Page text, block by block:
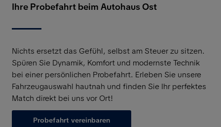
Ihre Probefahrt beim Autohaus Ost
Nichts ersetzt das Gefühl, selbst am Steuer zu sitzen.
Spüren Sie Dynamik, Komfort und modernste Technik
bei einer persönlichen Probefahrt. Erleben Sie unsere
Fahrzeugauswahl hautnah und finden Sie Ihr perfektes
Match direkt bei uns vor Ort!
Probefahrt vereinbaren